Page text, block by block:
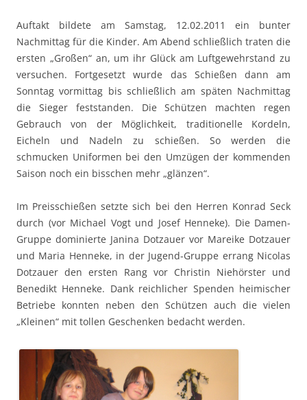
Auftakt bildete am Samstag, 12.02.2011 ein bunter
Nachmittag für die Kinder. Am Abend schließlich traten die
ersten „Großen“ an, um ihr Glück am Luftgewehrstand zu
versuchen. Fortgesetzt wurde das Schießen dann am
Sonntag vormittag bis schließlich am späten Nachmittag
die Sieger feststanden. Die Schützen machten regen
Gebrauch von der Möglichkeit, traditionelle Kordeln,
Eicheln und Nadeln zu schießen. So werden die
schmucken Uniformen bei den Umzügen der kommenden
Saison noch ein bisschen mehr „glänzen“.
Im Preisschießen setzte sich bei den Herren Konrad Seck
durch (vor Michael Vogt und Josef Henneke). Die Damen-
Gruppe dominierte Janina Dotzauer vor Mareike Dotzauer
und Maria Henneke, in der Jugend-Gruppe errang Nicolas
Dotzauer den ersten Rang vor Christin Niehörster und
Benedikt Henneke. Dank reichlicher Spenden heimischer
Betriebe konnten neben den Schützen auch die vielen
„Kleinen“ mit tollen Geschenken bedacht werden.